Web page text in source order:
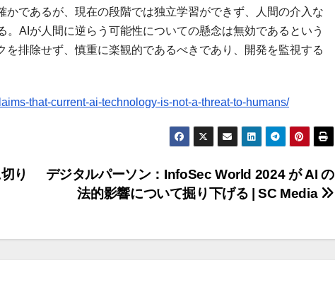
であるが、現在の段階では独立学習ができず、人間の介入な
AIが人間に逆らう可能性についての懸念は無効であるという
排除せず、慎重に楽観的であるべきであり、開発を監視する
that-current-ai-technology-is-not-a-threat-to-humans/
デジタルパーソン：InfoSec World 2024 が AI の
法的影響について掘り下げる | SC Media
り